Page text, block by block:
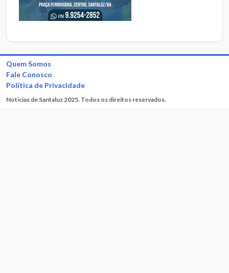
Quem Somos
Fale Conosco
Política de Privacidade
Noticias de Santaluz 2025. Todos os direitos reservados.